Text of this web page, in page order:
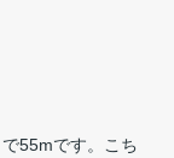
55mです。こち